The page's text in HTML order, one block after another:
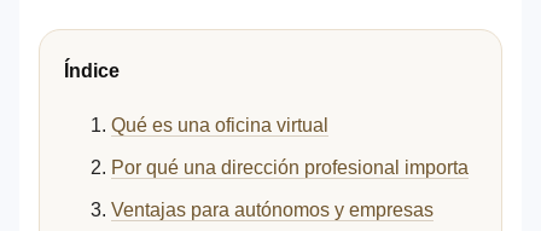
Índice
Qué es una oficina virtual
Por qué una dirección profesional importa
Ventajas para autónomos y empresas